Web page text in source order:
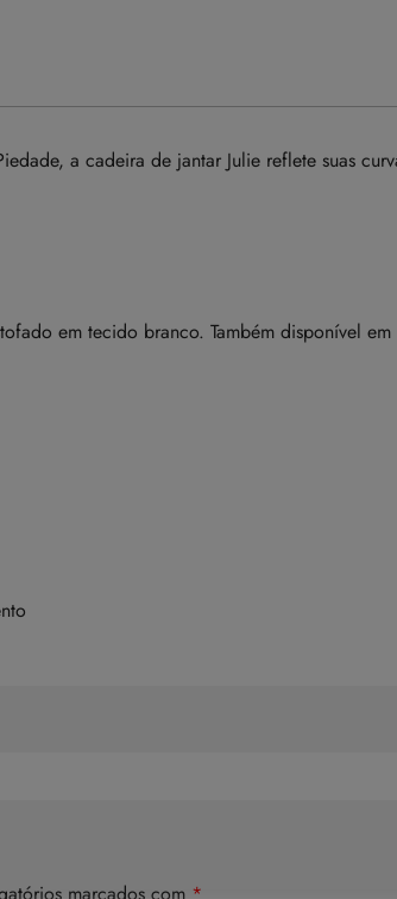
a cadeira de jantar Julie reflete suas
em tecido branco. Também disponível